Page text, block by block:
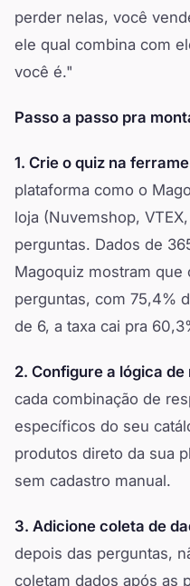
perder nelas, você
ele qual combina com
você é."
Passo a passo pra
1. Crie o quiz na
plataforma como o
loja (Nuvemshop,
perguntas. Dados de
Magoquiz mostram
perguntas, com 75,4%
de 6, a taxa cai pra
2. Configure a lógica
cada combinação de
específicos do seu
produtos direto da sua
sem cadastro manual.
3. Adicione coleta de
depois das perguntas,
coletam dados após as